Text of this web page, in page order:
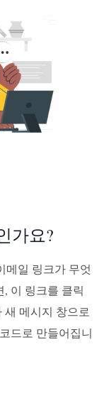
가요?
메일 링크가 무엇
이 링크를 클릭
메시지 창으로
드로 만들어집니